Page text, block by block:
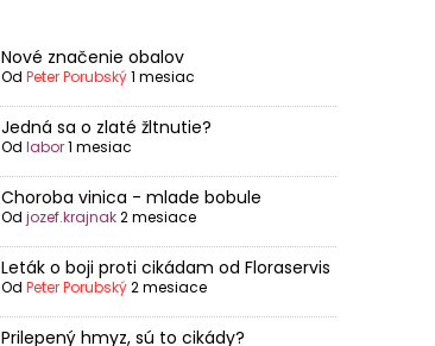
Nové značenie obalov
OdPeter Porubský 1 mesiac
Jedná sa o zlaté žltnutie?
Odlabor 1 mesiac
Choroba vinica - mlade bobule
Odjozef.krajnak 2 mesiace
Leták o boji proti cikádam od Floraservis
OdPeter Porubský 2 mesiace
Prilepený hmyz, sú to cikády?